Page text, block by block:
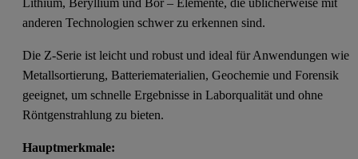
Lithium, Beryllium und Bor – Elemente, die üblicherweise mit
anderen Technologien schwer zu erkennen sind.
Die Z-Serie ist leicht und robust und ideal für Anwendungen wie
Metallsortierung, Batteriematerialien, Geochemie und Forensik
geeignet, um schnelle Ergebnisse in Laborqualität und ohne
Röntgenstrahlung zu bieten.
Hauptmerkmale: